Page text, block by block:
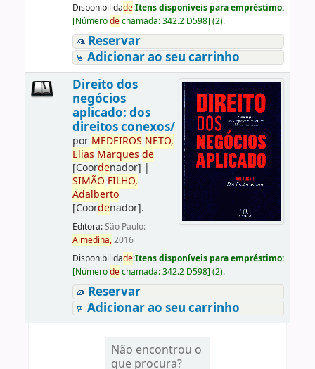
Disponibilidade:Itens disponíveis para empréstimo:
[Númerodechamada:342.2 D598] (2).
Reservar
Adicionar ao seu carrinho
Direito dos
negócios
aplicado: dos
direitos conexos/
por MEDEIROS NETO,
Elias Marques de
[Coordenador] |
SIMÃO FILHO,
Adalberto
[Coordenador].
Editora:São Paulo:
Almedina,2016
Disponibilidade:Itens disponíveis para empréstimo:
[Númerodechamada:342.2 D598] (2).
Reservar
Adicionar ao seu carrinho
Não encontrou o
que procura?